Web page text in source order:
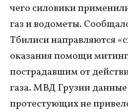
чего силовики
газ и водометы.
Тбилиси направляются
оказания помощи
пострадавшим от
газа. МВД Грузии
протестующих не